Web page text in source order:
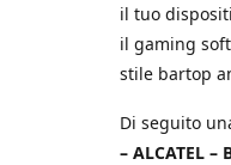
il tuo
il gaming
stile bartop
Di seguito
– ALCATEL –